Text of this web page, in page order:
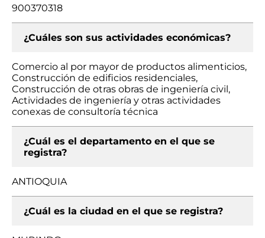
900370318
¿Cuáles son sus actividades económicas?
Comercio al por mayor de productos alimenticios,
Construcción de edificios residenciales,
Construcción de otras obras de ingeniería civil,
Actividades de ingeniería y otras actividades
conexas de consultoría técnica
¿Cuál es el departamento en el que se
registra?
ANTIOQUIA
¿Cuál es la ciudad en el que se registra?